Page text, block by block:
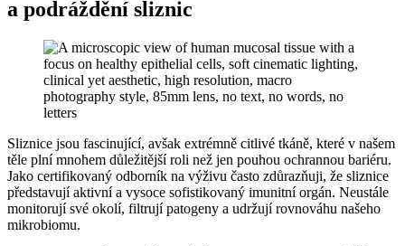
a podráždění sliznic
Sliznice jsou fascinující, avšak extrémně citlivé tkáně, které v našem
těle plní mnohem důležitější roli než jen pouhou ochrannou bariéru.
Jako certifikovaný odborník na výživu často zdůrazňuji, že sliznice
představují aktivní a vysoce sofistikovaný imunitní orgán. Neustále
monitorují své okolí, filtrují patogeny a udržují rovnováhu našeho
mikrobiomu.